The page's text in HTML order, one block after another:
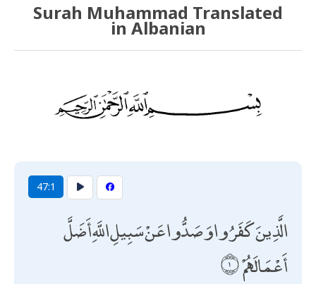
Surah Muhammad Translated
in Albanian
47:1
الَّذِينَ كَفَرُوا وَصَدُّوا عَنْ سَبِيلِ اللَّهِ أَضَلَّ
أَعْمَالَهُمْ